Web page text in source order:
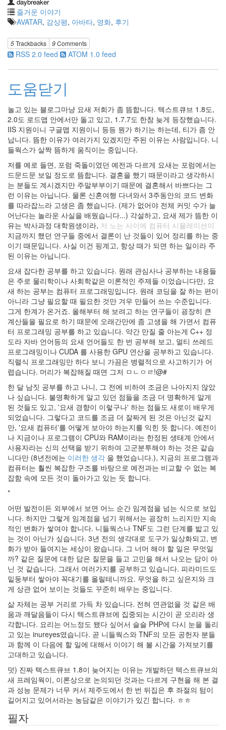
daybreaker
즐거운 이야기
AVATAR, 감상평, 아바타, 영화, 후기
5Trackbacks 9Comments
RSS 2.0 feed ATOM 1.0 feed
도움닫기
놀고 있는 블로그마냥 요새 저희가 좀 뜸합니다. 텍스트큐브 1.8도,
2.0도 로드맵 안에서만 돌고 있고, 1.7.7도 한참 늦게 등장했습니다.
IIS 지원이니 구글맵 지원이니 등등 뭔가 하기는 하는데, 티가 좀 안
납니다. 뜸한 이유가 여러가지 있겠지만 주된 이유는 사람입니다. 니
들웍스가 살짝 뜸하게 움직이는 중입니다.
저를 예로 들면, 포럼 죽돌이였던 예전과 다르게 요새는 포럼에서는
드문드문 보일 정도로 뜸합니다. 결혼을 했기 때문이라고 생각하시
는 분들도 계시겠지만 주말부부이기 때문에 결혼해서 바쁘다는 그
런 이유는 아닙니다. 물론 신혼여행 다녀와서 3주동안의 코드 변화
를 따라잡느라 고생은 좀 했습니다. (제가 없어야 전체 커밋 수가 늘
어난다는 놀라운 사실을 배웠습니다...) 각설하고, 요새 제가 뜸한 이
유는 박사과정 대학원생이라, 저 노는 사이에 컴퓨터 시뮬레이션이
지금까지 했던 연구들 중에서 결론이 난 것들이 있어 정리를 하는 중
이기 때문입니다. 사실 이건 핑계고, 항상 때가 되면 하는 일이라 주
된 이유는 아닙니다.
요새 잡다한 공부를 하고 있습니다. 원래 관심사나 공부하는 내용들
은 주로 물리학이나 사회학같은 이론적인 주제들 이었습니다만, 요
새 하는 공부는 컴퓨터 프로그래밍입니다. 원래 코딩을 잘 하는 편이
아니라 그냥 필요할 때 필요한 것만 겨우 만들어 쓰는 수준입니다.
그게 한계가 온거죠. 올해부터 해 보려고 하는 연구들이 굉장히 큰
계산들을 필요로 하기 때문에 오래간만에 좀 고생을 해 가면서 컴퓨
터 프로그래밍 공부를 하고 있습니다. 약간 만질 줄 아는게 C++ 정
도라 자바 언어등의 요새 언어들도 한 번 공부해 보고, 멀티 쓰레드
프로그래밍이나 CUDA 를 사용한 GPU 연산을 공부하고 있습니다.
직렬식 프로그래밍만 하다 보니 가끔은 병렬적으로 사고하기가 어
렵습니다. 머리가 복잡해질 때면 그저 ㅁㄴㅇㄹ!@#
한 달 남짓 공부를 하고 나니, 그 전에 비하여 조금은 나아지지 않았
나 싶습니다. 불명확하게 알고 있던 점들을 조금 더 명확하게 알게
된 것들도 있고, '요새 경향이 이렇구나' 하는 점들도 새로이 배우게
되었습니다. 그렇다고 코드를 조금 더 잘짜게 된 것은 아닌것 같지
만, '요새 컴퓨터'를 어떻게 보아야 하는지를 익힌 듯 합니다. 예전이
나 지금이나 프로그램이 CPU와 RAM이라는 한정된 생태계 안에서
사용자라는 신의 선택을 받기 위하여 고군분투해야 하는 것은 같습
니다만 (8년전에는 이러한 생각 을 했었습니다.), 지금의 프로그램과
컴퓨터는 훨씬 복잡한 구조를 바탕으로 예전과는 비교할 수 없는 복
잡함 속에 모든 것이 돌아가고 있는 듯 합니다.
*
어떤 발전이든 외부에서 보면 어느 순간 임계점을 넘는 식으로 보입
니다. 하지만 그렇게 임계점을 넘기 위해서는 굉장히 느리지만 지속
적인 변화가 쌓여야 합니다. 니들웍스나 TNF도 그런 단계를 밟고 있
는 것이 아닌가 싶습니다. 3년 전의 생각대로 도구가 일상화되고, 변
화가 받아 들여지는 세상이 왔습니다. 그 너머 해야 할 일은 무엇일
까? 같은 질문에 대한 답은 질문을 들고 고민을 해서 나오는 답이 아
닌 것 같습니다. 그래서 여러가지를 공부하고 있습니다. 피라미드도
밑둥부터 쌓아야 꼭대기를 올릴테니까요. 무엇을 하고 싶은지와 크
게 상관 없어 보이는 것들도 꾸준히 배우는 중입니다.
삶 자체는 공부 거리로 가득 차 있습니다. 전혀 연관없을 것 같은 배
움과 깨달음들이 다시 텍스트큐브에 집중되는 시간이 곧 오리라 생
각합니다. 요리는 어느정도 됐다 싶어서 슬슬 PHP에 다시 눈을 돌리
고 있는 inureyes였습니다. 곧 니들웍스와 TNF의 모든 공헌자 분들
과 함께 이 다음에 할 일에 대해서 이야기 해 볼 시간을 가져보기를
고대하고 있습니다.
덧) 진짜 텍스트큐브 1.8이 늦어지는 이유는 개발하던 텍스트큐브의
새 프레임웍이, 이론상으로 논의되던 것과는 다르게 구현을 해 본 결
과 성능 문제가 너무 커서 제주도에서 한 번 뒤집은 후 좌절의 텀이
길어지고 있어서라는 농담같은 이야기가 있긴 합니다. ㅎㅎ
필자